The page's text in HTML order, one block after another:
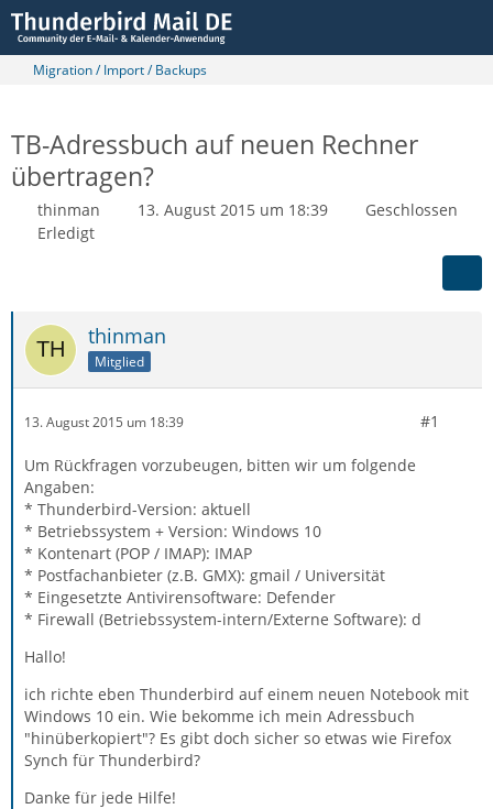
Migration / Import / Backups
TB-Adressbuch auf neuen Rechner
übertragen?
thinman 13. August 2015 um 18:39
Geschlossen
Erledigt
thinman
Mitglied
13. August 2015 um 18:39 #1
Um Rückfragen vorzubeugen, bitten wir um folgende
Angaben:
* Thunderbird-Version: aktuell
* Betriebssystem + Version: Windows 10
* Kontenart (POP / IMAP): IMAP
* Postfachanbieter (z.B. GMX): gmail / Universität
* Eingesetzte Antivirensoftware: Defender
* Firewall (Betriebssystem-intern/Externe Software): d
Hallo!
ich richte eben Thunderbird auf einem neuen Notebook mit
Windows 10 ein. Wie bekomme ich mein Adressbuch
"hinüberkopiert"? Es gibt doch sicher so etwas wie Firefox
Synch für Thunderbird?
Danke für jede Hilfe!